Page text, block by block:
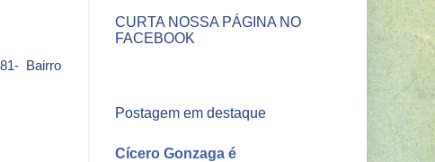
Bairro
CURTA NOSSA PÁGINA NO
FACEBOOK
Postagem em destaque
Cícero Gonzaga é